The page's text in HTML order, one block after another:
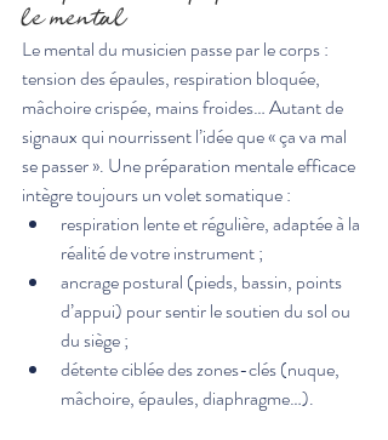
le mental
Le mental du musicien passe par le corps :
tension des épaules, respiration bloquée,
mâchoire crispée, mains froides… Autant de
signaux qui nourrissent l’idée que « ça va mal
se passer ». Une préparation mentale efficace
intègre toujours un volet somatique :
respiration lente et régulière, adaptée à la
réalité de votre instrument ;
ancrage postural (pieds, bassin, points
d’appui) pour sentir le soutien du sol ou
du siège ;
détente ciblée des zones-clés (nuque,
mâchoire, épaules, diaphragme…).